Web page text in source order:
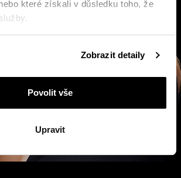
které získali v důsledku toho, že
Zásadách ochrany osobních údajů
Zobrazit detaily
Povolit vše
Upravit